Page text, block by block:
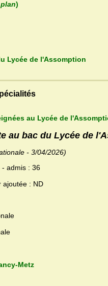
)
au site Internet du Lycée de l'Assomption
au Lycée de
au bac du Lycée de
- 3/04/2026)
admis : 36
: ND
Metz